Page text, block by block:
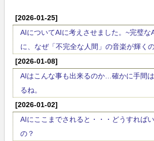
[2026-01-25]
AIについてAIに考えさせました。~完璧な
に、なぜ「不完全な人間」の音楽が輝く
[2026-01-08]
AIはこんな事も出来るのか…確かに手間
るね。
[2026-01-02]
AIにここまでされると・・・どうすれば
の？